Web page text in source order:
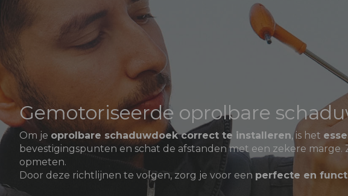
Gemotoriseerde oprolbare
Om je oprolbare schaduwdoek correct te installeren, is het
bevestigingspunten en schat de afstanden met een zekere
opmeten.
Door deze richtlijnen te volgen, zorg je voor een perfecte en